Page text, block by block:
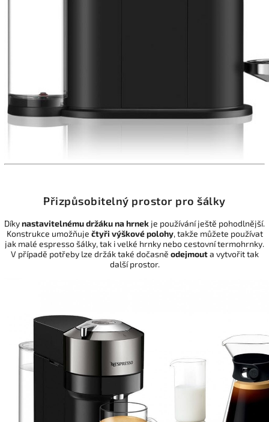
Přizpůsobitelný prostor pro šálky
Díkynastavitelnému držáku na hrnek je používání ještě pohodlnější.
Konstrukce umožňuje čtyři výškové polohy, takže můžete používat
jak malé espresso šálky, tak i velké hrnky nebo cestovní termohrnky.
V případě potřeby lze držák také dočasně odejmouta vytvořit tak
další prostor.